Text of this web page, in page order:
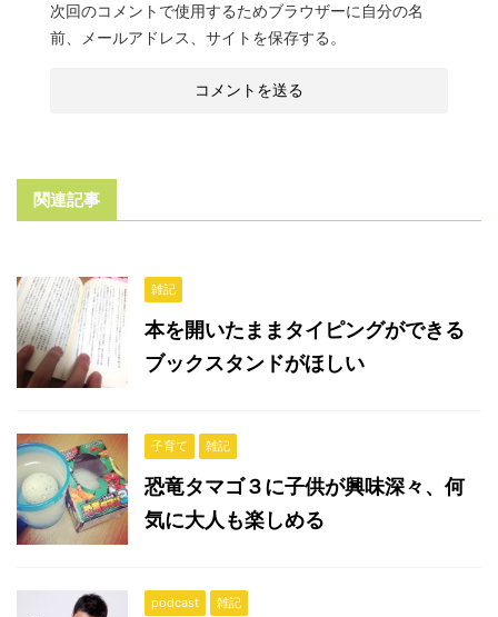
次回のコメントで使用するためブラウザーに自分の名
前、メールアドレス、サイトを保存する。
関連記事
雑記
本を開いたままタイピングができる
ブックスタンドがほしい
子育て 雑記
恐竜タマゴ３に子供が興味深々、何
気に大人も楽しめる
podcast 雑記